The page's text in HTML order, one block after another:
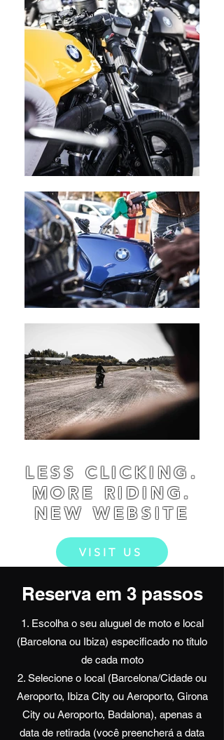
LESS CLICKING.
MORE RIDING.
NEW WEBSITE
VISIT US
Reserva em 3 passos
Escolha o seu aluguel de moto e local
(Barcelona ou Ibiza) especificado no título
de cada moto
Selecione o local (Barcelona/Cidade ou
Aeroporto, Ibiza City ou Aeroporto, Girona
City ou Aeroporto, Badalona), apenas a
data de retirada (você preencherá a data